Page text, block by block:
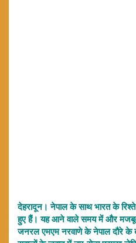
देहरादून। नेपाल के साथ भारत के
हुए हैं। यह आने वाले समय में और
जनरल एमएम नरवाणे के नेपाल दौरे के